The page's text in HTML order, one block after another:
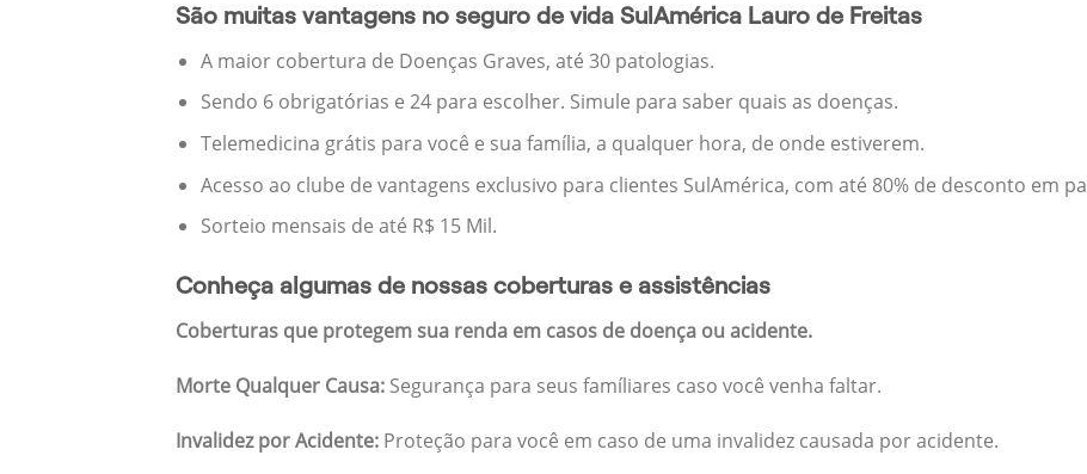
São muitas vantagens no seguro de vida SulAmérica Lauro de Freitas
A maior cobertura de Doenças Graves, até 30 patologias.
Sendo 6 obrigatórias e 24 para escolher. Simule para saber quais as doenças.
Telemedicina grátis para você e sua família, a qualquer hora, de onde estiverem.
Acesso ao clube de vantagens exclusivo para clientes SulAmérica, com até 80% de desconto em
Sorteio mensais de até R$ 15 Mil.
Conheça algumas de nossas coberturas e assistências
Coberturas que protegem sua renda em casos de doença ou acidente.
Morte Qualquer Causa: Segurança para seus famíliares caso você venha faltar.
Invalidez por Acidente: Proteção para você em caso de uma invalidez causada por acidente.